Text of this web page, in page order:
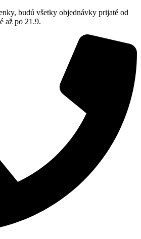
budú všetky objednávky prijaté od
až po 21.9.